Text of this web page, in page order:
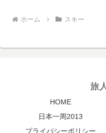
ホーム スキー
旅
HOME
日本一周2013
プライバシーポリシー